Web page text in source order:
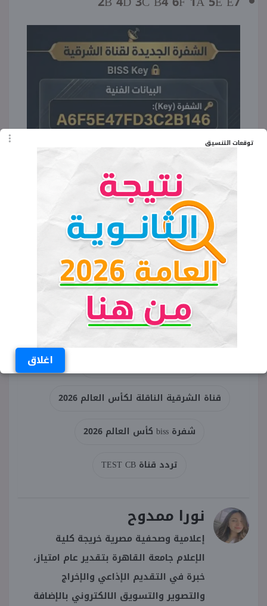
توقعات التنسيق
اغلاق
الكلمات المفتاحية
قناة الشرقية الناقلة لكأس العالم 2026
شفرة biss كأس العالم 2026
تردد قناة TEST CB
نورا ممدوح
إعلامية وصحفية مصرية خريجة كلية
الإعلام جامعة القاهرة بتقدير عام امتياز،
خبرة في التقديم الإذاعي والإخراج
والتصوير والتسويق الالكتروني بالإضافة